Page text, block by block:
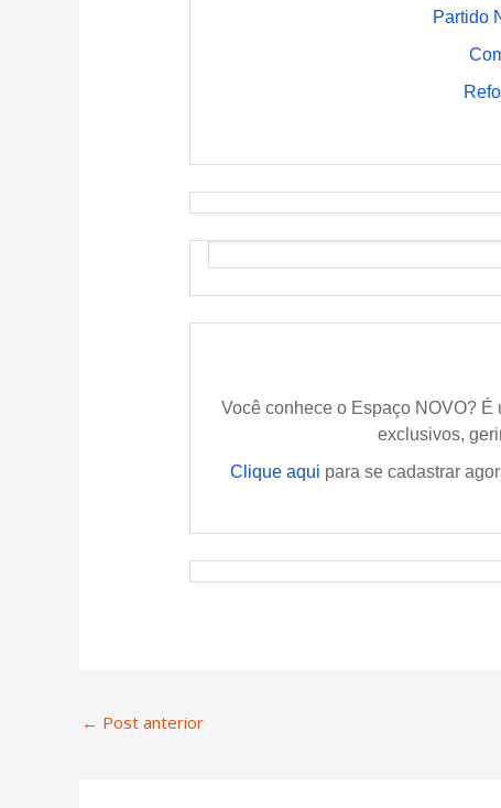
Partido
Você conhece o Espaço NOVO?
exclusivos,
Clique aqui para se cadastrar
← Post anterior